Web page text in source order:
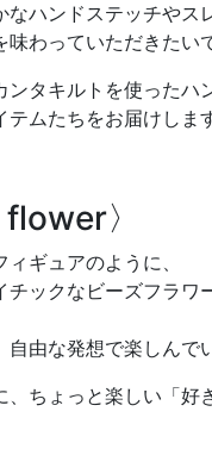
なハンドステッチやス
わっていただきたい
ンタキルトを使ったハ
ムたちをお届けしま
〉
ギュアのように、
チックなビーズフラワ
自由な発想で楽しんで
、ちょっと楽しい「好